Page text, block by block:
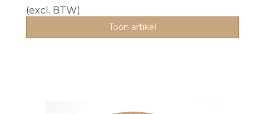
(excl. BTW)
Toon artikel